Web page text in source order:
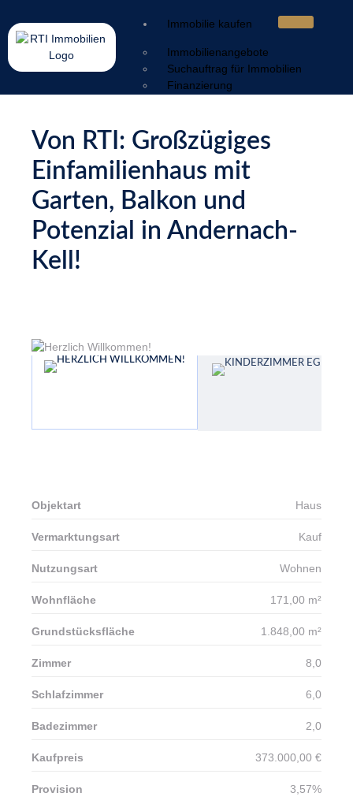
Immobilie kaufen
Immobilienangebote
Suchauftrag für Immobilien
Finanzierung
Wertermittlung
Verkaufsstrategie
Vermarktung
Service & Nachbetreuung
Sorgen & Lösungen
Ratgeber
Tippgeber
Unternehmen
Kontakt
Von RTI: Großzügiges
Einfamilienhaus mit
Garten, Balkon und
Potenzial in Andernach-
Kell!
Objektart Haus
Vermarktungsart Kauf
Nutzungsart Wohnen
Wohnfläche 171,00 m²
Grundstücksfläche 1.848,00 m²
Zimmer 8,0
Schlafzimmer 6,0
Badezimmer 2,0
Kaufpreis 373.000,00 €
Provision 3,57%